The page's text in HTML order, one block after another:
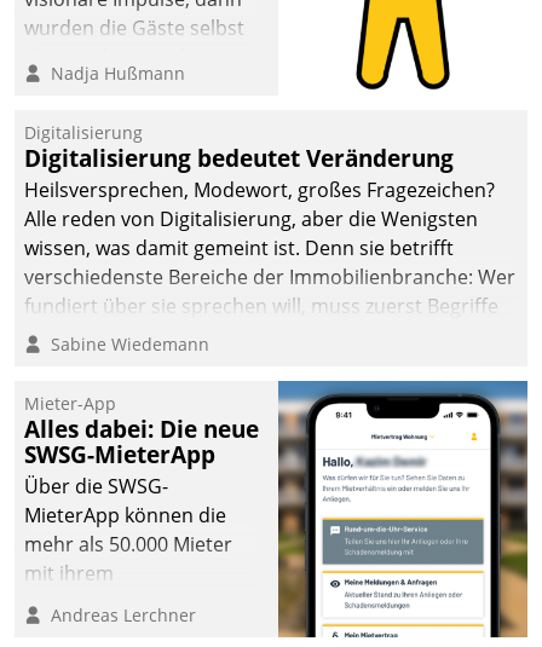
wurden die Gäste selbst
methodisch
Quartier. Dazwischen
zeigte Datatrain, was es
Neues zu bieten hat.
Nadja Hußmann
Digitalisierung
Digitalisierung bedeutet Veränderung
Heilsversprechen, Modewort, großes Fragezeichen?
Alle reden von Digitalisierung, aber die Wenigsten
wissen, was damit gemeint ist. Denn sie betrifft
verschiedenste Bereiche der Immobilienbranche: Wer
fundiert über sie sprechen will, muss zuerst Begriffe
klären. Ein Aspekt ist die betriebliche Optimierung:
Einsparungen durch optimierte und automatisierte
Prozesse. Doch man darf nicht zu viel erwarten: Allein
mit der Einführung einer neuen Software ist es nicht
getan. Die Digitalisierung erfordert von Unternehmen
die Bereitschaft, sich zu überprüfen, zu hinterfragen
und zu verändern.
Sabine Wiedemann
Mieter-App
Alles dabei: Die neue
SWSG-MieterApp
Über die SWSG-
MieterApp können die
mehr als 50.000 Mieter
mit ihrem
Wohnungsunternehmen
kommunizieren, auf dem
Andreas Lerchner